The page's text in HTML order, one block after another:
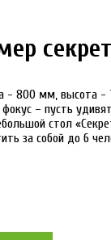
секрет
- 800 мм, высота
– пусть
стол
за собой до 6